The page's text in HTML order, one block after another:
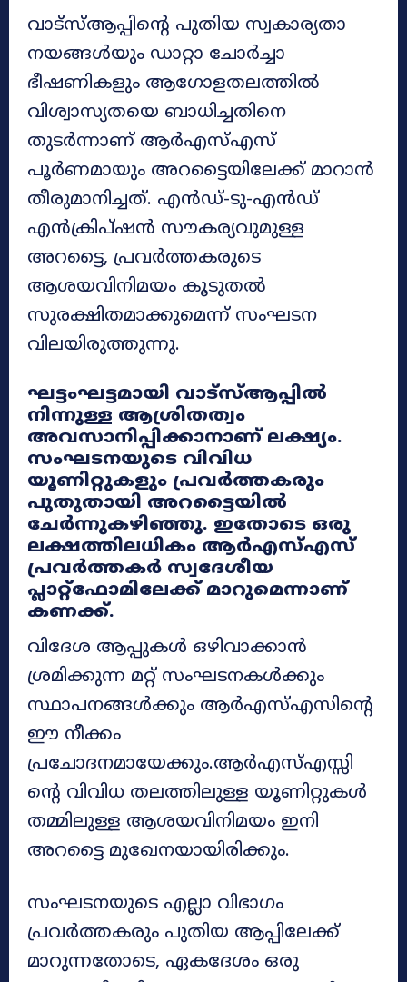
വാട്‌സ്ആപ്പിന്റെ പുതിയ സ്വകാര്യതാ
നയങ്ങൾയും ഡാറ്റാ ചോർച്ചാ
ഭീഷണികളും ആഗോളതലത്തിൽ
വിശ്വാസ്യതയെ ബാധിച്ചതിനെ
തുടർന്നാണ് ആർഎസ്എസ്
പൂർണമായും അറട്ടൈയിലേക്ക് മാറാൻ
തീരുമാനിച്ചത്. എൻഡ്-ടു-എൻഡ്
എൻക്രിപ്ഷൻ സൗകര്യവുമുള്ള
അറട്ടൈ, പ്രവർത്തകരുടെ
ആശയവിനിമയം കൂടുതൽ
സുരക്ഷിതമാക്കുമെന്ന് സംഘടന
വിലയിരുത്തുന്നു.
ഘട്ടംഘട്ടമായി വാട്‌സ്ആപ്പിൽ
നിന്നുള്ള ആശ്രിതത്വം
അവസാനിപ്പിക്കാനാണ് ലക്ഷ്യം.
സംഘടനയുടെ വിവിധ
യൂണിറ്റുകളും പ്രവർത്തകരും
പുതുതായി അറട്ടൈയിൽ
ചേർന്നുകഴിഞ്ഞു. ഇതോടെ ഒരു
ലക്ഷത്തിലധികം ആർഎസ്എസ്
പ്രവർത്തകർ സ്വദേശീയ
പ്ലാറ്റ്‌ഫോമിലേക്ക് മാറുമെന്നാണ്
കണക്ക്.
വിദേശ ആപ്പുകൾ ഒഴിവാക്കാൻ
ശ്രമിക്കുന്ന മറ്റ് സംഘടനകൾക്കും
സ്ഥാപനങ്ങൾക്കും ആർഎസ്എസിന്റെ
ഈ നീക്കം
പ്രചോദനമായേക്കും.ആർഎസ്എസ്സി
ന്റെ വിവിധ തലത്തിലുള്ള യൂണിറ്റുകൾ
തമ്മിലുള്ള ആശയവിനിമയം ഇനി
അറട്ടൈ മുഖേനയായിരിക്കും.
സംഘടനയുടെ എല്ലാ വിഭാഗം
പ്രവർത്തകരും പുതിയ ആപ്പിലേക്ക്
മാറുന്നതോടെ, ഏകദേശം ഒരു